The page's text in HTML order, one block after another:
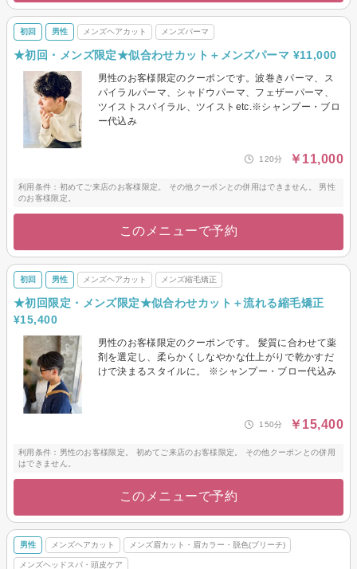
初回 男性 メンズヘアカット メンズパーマ
★初回・メンズ限定★似合わせカット＋メンズパーマ ¥11,000
男性のお客様限定のクーポンです。波巻きパーマ、ス
パイラルパーマ、シャドウパーマ、フェザーパーマ、
ツイストスパイラル、ツイストetc.※シャンプー・ブロ
ー代込み
120分 ￥11,000
利用条件：初めてご来店のお客様限定。 その他クーポンとの併用はできません。 男性
のお客様限定。
このメニューで予約
初回 男性 メンズヘアカット メンズ縮毛矯正
★初回限定・メンズ限定★似合わせカット＋流れる縮毛矯正
¥15,400
男性のお客様限定のクーポンです。 髪質に合わせて薬
剤を選定し、柔らかくしなやかな仕上がりで乾かすだ
けで決まるスタイルに。 ※シャンプー・ブロー代込み
150分 ￥15,400
利用条件：男性のお客様限定。 初めてご来店のお客様限定。 その他クーポンとの併用
はできません。
このメニューで予約
男性 メンズヘアカット メンズ眉カット・眉カラー・脱色(ブリーチ)
メンズヘッドスパ・頭皮ケア